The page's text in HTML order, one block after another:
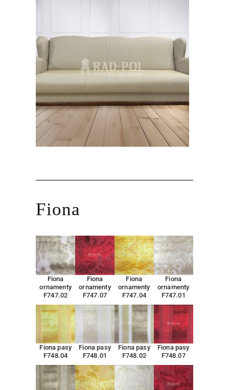
Fiona
Fiona
ornamenty
F747.02
Fiona
ornamenty
F747.07
Fiona
ornamenty
F747.04
Fiona
ornamenty
F747.01
Fiona pasy
F748.04
Fiona pasy
F748.01
Fiona pasy
F748.02
Fiona pasy
F748.07